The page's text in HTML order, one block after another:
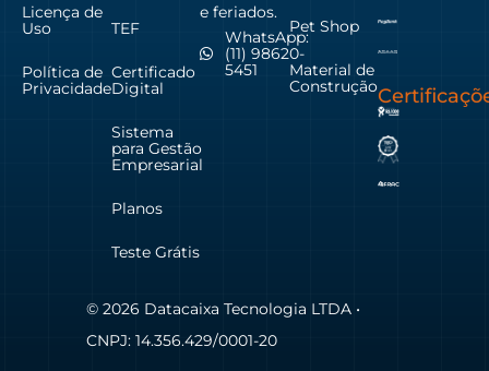
Licença de
Uso
Política de
Privacidade
TEF
Certificado
Digital
Sistema
para Gestão
Empresarial
Planos
Teste Grátis
e feriados.
WhatsApp:
(11) 98620-
5451
Pet Shop
Material de
Construção
© 2026 Datacaixa Tecnologia LTDA •
CNPJ: 14.356.429/0001-20